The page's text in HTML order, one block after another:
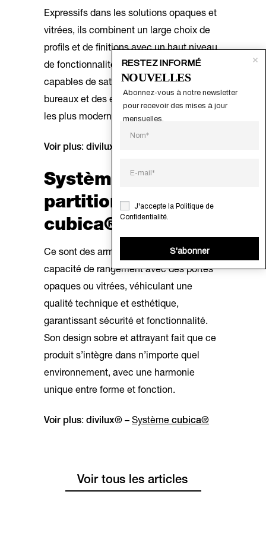
Expressifs dans les solutions opaques et
vitrées, ils combinent un large choix de
profils et de finitions avec un haut niveau
de fonctionnalité, rendant ces structures
capables de satisfaire les exigences des
bureaux et des environnements de travail
les plus modernes.
Voir plus: divilux®
Système de
partition intégré –
cubica®
Ce sont des armoires robustes à grande
capacité de rangement avec des portes
opaques ou vitrées, véhiculant une
qualité technique et esthétique,
garantissant sécurité et fonctionnalité.
Son design sobre et attrayant fait que ce
produit s’intègre dans n’importe quel
environnement, avec une harmonie
unique entre forme et fonction.
Voir plus: divilux® – Système cubica®
Voir tous les articles
J'accepte la Politique de
Confidentialité.
S'abonner
RESTEZ INFORMÉ
Abonnez-vous à notre newsletter
pour recevoir des mises à jour
mensuelles.
NOUVELLES